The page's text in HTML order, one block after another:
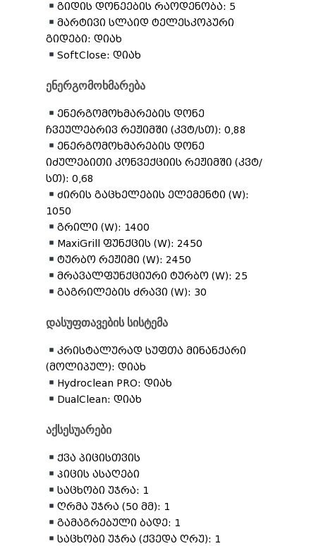
გიდის დონეების რაოდენობა: 5
მარტივი სლაიდ ტელესკოპური
გიდები: დიახ
SoftClose: დიახ
ენერგომოხმარება
ენერგომოხმარების დონე
ჩვეულებრივ რეჟიმში (კვტ/სთ): 0,88
ენერგომოხმარების დონე
იძულებითი კონვექციის რეჟიმში (კვტ/
სთ): 0,68
Ძირის გაცხელების ელემენტი (W):
1050
გრილი (W): 1400
MaxiGrill ფუნქცის (W): 2450
ტურბო რეჟიმი (W): 2450
მრავალფუნქციური ტურბო (W): 25
გაგრილების ძრავი (W): 30
დასუფთავების სისტემა
კრისტალურად სუფთა მინანქარი
(მოლიპულ): დიახ
Hydroclean PRO: დიახ
DualClean: დიახ
აქსესუარები
ქვა პიცისთვის
Პიცის ასაღები
საცხობი უჯრა: 1
ღრმა უჯრა (50 მმ): 1
გამაგრებული ბადე: 1
საცხობი უჯრა (ქვედა ღრუ): 1